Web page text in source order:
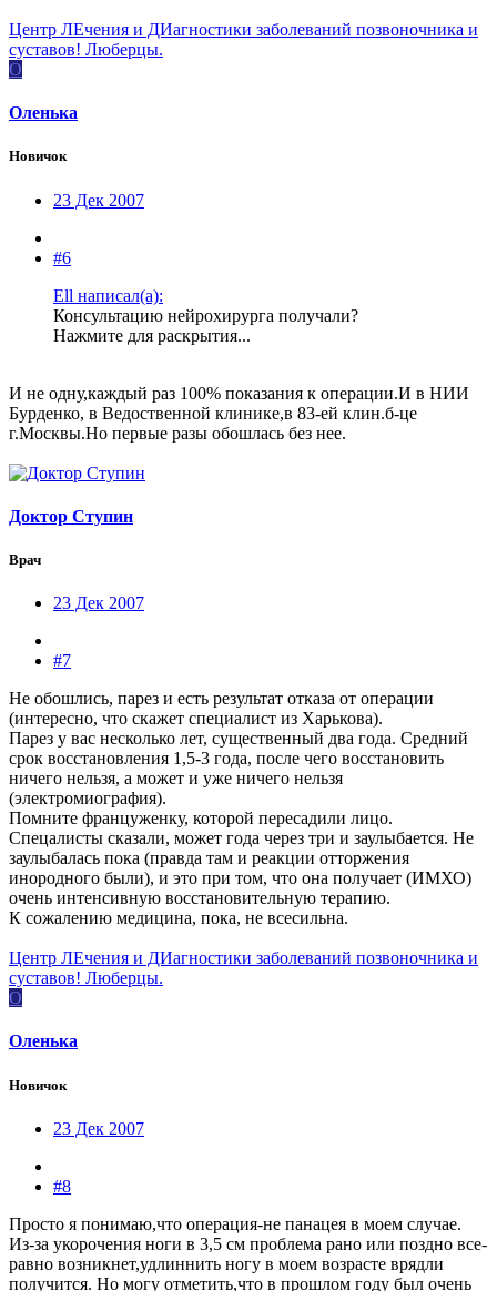
Центр ЛЕчения и ДИагностики заболеваний позвоночника и
суставов! Люберцы.
О
Оленька
Новичок
23 Дек 2007
#6
Ell написал(а):
Консультацию нейрохирурга получали?
Нажмите для раскрытия...
И не одну,каждый раз 100% показания к операции.И в НИИ
Бурденко, в Ведоственной клинике,в 83-ей клин.б-це
г.Москвы.Но первые разы обошлась без нее.
Доктор Ступин
Врач
23 Дек 2007
#7
Не обошлись, парез и есть результат отказа от операции
(интересно, что скажет специалист из Харькова).
Парез у вас несколько лет, существенный два года. Средний
срок восстановления 1,5-3 года, после чего восстановить
ничего нельзя, а может и уже ничего нельзя
(электромиография).
Помните француженку, которой пересадили лицо.
Спецалисты сказали, может года через три и заулыбается. Не
заулыбалась пока (правда там и реакции отторжения
инородного были), и это при том, что она получает (ИМХО)
очень интенсивную восстановительную терапию.
К сожалению медицина, пока, не всесильна.
Центр ЛЕчения и ДИагностики заболеваний позвоночника и
суставов! Люберцы.
О
Оленька
Новичок
23 Дек 2007
#8
Просто я понимаю,что операция-не панацея в моем случае.
Из-за укорочения ноги в 3,5 см проблема рано или поздно все-
равно возникнет,удлиннить ногу в моем возрасте врядли
получится. Но могу отметить,что в прошлом году был очень